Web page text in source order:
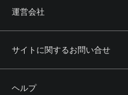
運営会社
サイトに関するお問い合せ
ヘルプ